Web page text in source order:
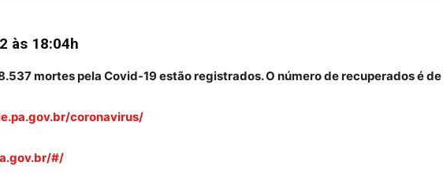
às 18:04h
mortes pela Covid-19 estão registrados. O número de recuperados é de
coronavirus/
#/